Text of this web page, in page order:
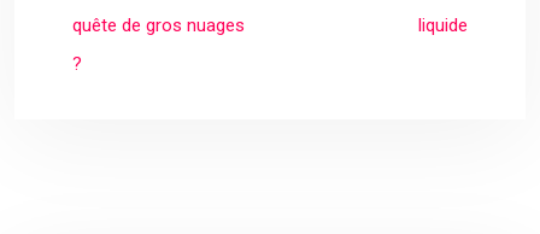
quête de gros nuages
?
liquide